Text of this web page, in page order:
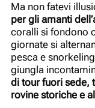
Ma non fatevi
per gli amanti
coralli si fondono
giornate si
pesca e
giungla
di tour fuori sede,
rovine storiche e